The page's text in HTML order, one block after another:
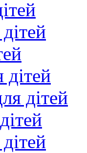
дітей